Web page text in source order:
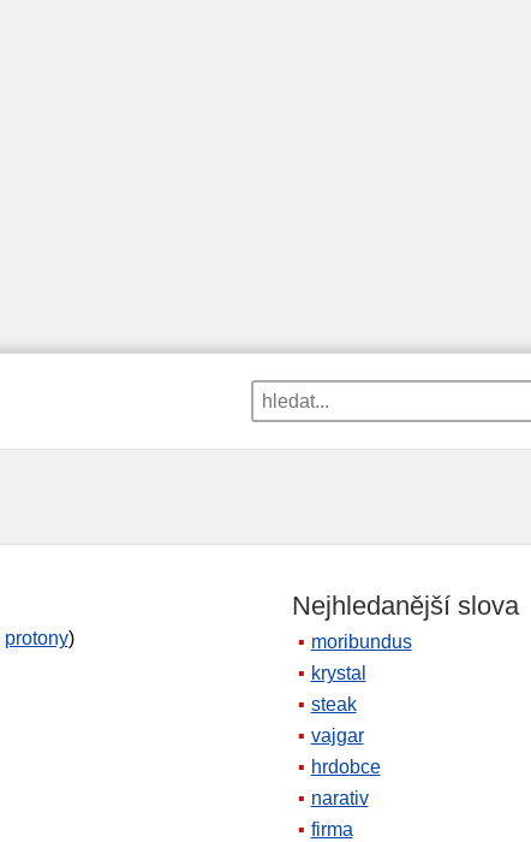
protony)
Nejhledanější slova
moribundus
krystal
steak
vajgar
hrdobce
narativ
firma